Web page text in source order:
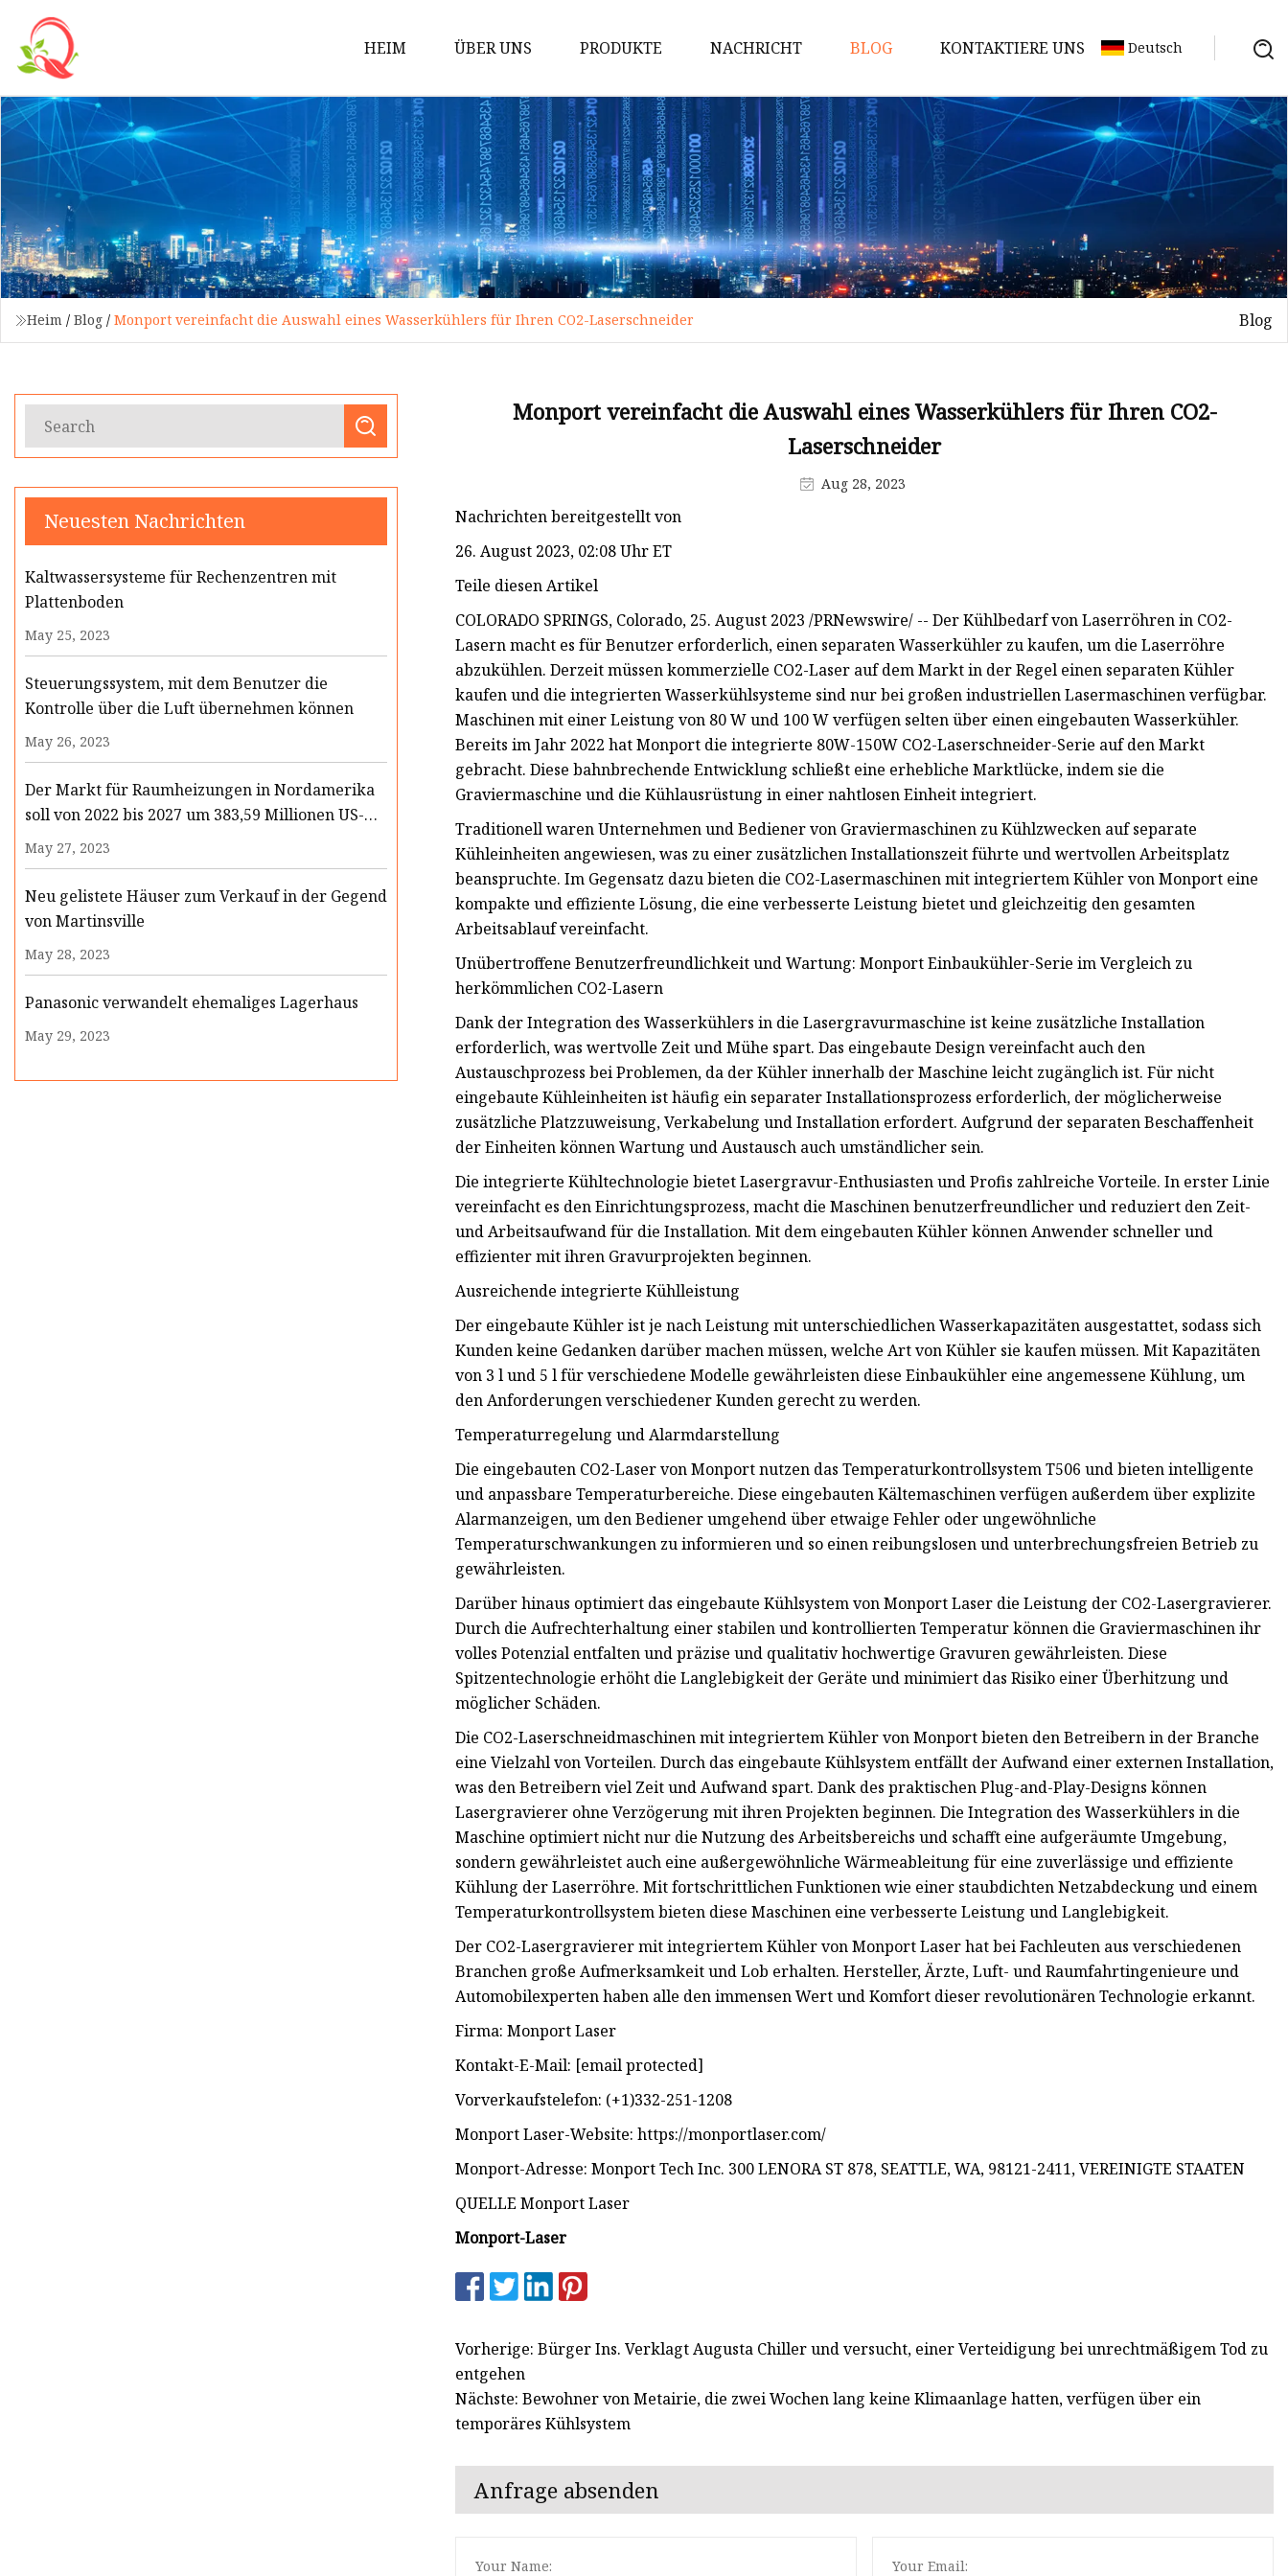
HEIM ÜBER UNS PRODUKTE
Kühler
Ventilatorkonvektor
Wärmepumpe
HVAC-Ersatzteile
Lüftungsgerät
Ventilator mit
Energierückgewinnung
Kanalgebläsekonvektor
Deckenventilatorkonvektor
Kassetten-Gebläsekonvektor
Universal-Gebläsekonvektor
NACHRICHT BLOG KONTAKTIERE UNS Deutsch
Heim / Blog / Monport vereinfacht die Auswahl eines Wasserkühlers für Ihren CO2-Laserschneider Blog
Neuesten Nachrichten
Kaltwassersysteme für Rechenzentren mit
Plattenboden
May 25, 2023
Steuerungssystem, mit dem Benutzer die
Kontrolle über die Luft übernehmen können
May 26, 2023
Der Markt für Raumheizungen in Nordamerika
soll von 2022 bis 2027 um 383,59 Millionen US-
Dollar wachsen
May 27, 2023
Neu gelistete Häuser zum Verkauf in der Gegend
von Martinsville
May 28, 2023
Panasonic verwandelt ehemaliges Lagerhaus
May 29, 2023
Monport vereinfacht die Auswahl eines Wasserkühlers für Ihren CO2-
Laserschneider
Aug 28, 2023
Nachrichten bereitgestellt von
26. August 2023, 02:08 Uhr ET
Teile diesen Artikel
COLORADO SPRINGS, Colorado, 25. August 2023 /PRNewswire/ -- Der Kühlbedarf von Laserröhren in CO2-
Lasern macht es für Benutzer erforderlich, einen separaten Wasserkühler zu kaufen, um die Laserröhre
abzukühlen. Derzeit müssen kommerzielle CO2-Laser auf dem Markt in der Regel einen separaten Kühler
kaufen und die integrierten Wasserkühlsysteme sind nur bei großen industriellen Lasermaschinen verfügbar.
Maschinen mit einer Leistung von 80 W und 100 W verfügen selten über einen eingebauten Wasserkühler.
Bereits im Jahr 2022 hat Monport die integrierte 80W-150W CO2-Laserschneider-Serie auf den Markt
gebracht. Diese bahnbrechende Entwicklung schließt eine erhebliche Marktlücke, indem sie die
Graviermaschine und die Kühlausrüstung in einer nahtlosen Einheit integriert.
Traditionell waren Unternehmen und Bediener von Graviermaschinen zu Kühlzwecken auf separate
Kühleinheiten angewiesen, was zu einer zusätzlichen Installationszeit führte und wertvollen Arbeitsplatz
beanspruchte. Im Gegensatz dazu bieten die CO2-Lasermaschinen mit integriertem Kühler von Monport eine
kompakte und effiziente Lösung, die eine verbesserte Leistung bietet und gleichzeitig den gesamten
Arbeitsablauf vereinfacht.
Unübertroffene Benutzerfreundlichkeit und Wartung: Monport Einbaukühler-Serie im Vergleich zu
herkömmlichen CO2-Lasern
Dank der Integration des Wasserkühlers in die Lasergravurmaschine ist keine zusätzliche Installation
erforderlich, was wertvolle Zeit und Mühe spart. Das eingebaute Design vereinfacht auch den
Austauschprozess bei Problemen, da der Kühler innerhalb der Maschine leicht zugänglich ist. Für nicht
eingebaute Kühleinheiten ist häufig ein separater Installationsprozess erforderlich, der möglicherweise
zusätzliche Platzzuweisung, Verkabelung und Installation erfordert. Aufgrund der separaten Beschaffenheit
der Einheiten können Wartung und Austausch auch umständlicher sein.
Die integrierte Kühltechnologie bietet Lasergravur-Enthusiasten und Profis zahlreiche Vorteile. In erster Linie
vereinfacht es den Einrichtungsprozess, macht die Maschinen benutzerfreundlicher und reduziert den Zeit-
und Arbeitsaufwand für die Installation. Mit dem eingebauten Kühler können Anwender schneller und
effizienter mit ihren Gravurprojekten beginnen.
Ausreichende integrierte Kühlleistung
Der eingebaute Kühler ist je nach Leistung mit unterschiedlichen Wasserkapazitäten ausgestattet, sodass sich
Kunden keine Gedanken darüber machen müssen, welche Art von Kühler sie kaufen müssen. Mit Kapazitäten
von 3 l und 5 l für verschiedene Modelle gewährleisten diese Einbaukühler eine angemessene Kühlung, um
den Anforderungen verschiedener Kunden gerecht zu werden.
Temperaturregelung und Alarmdarstellung
Die eingebauten CO2-Laser von Monport nutzen das Temperaturkontrollsystem T506 und bieten intelligente
und anpassbare Temperaturbereiche. Diese eingebauten Kältemaschinen verfügen außerdem über explizite
Alarmanzeigen, um den Bediener umgehend über etwaige Fehler oder ungewöhnliche
Temperaturschwankungen zu informieren und so einen reibungslosen und unterbrechungsfreien Betrieb zu
gewährleisten.
Darüber hinaus optimiert das eingebaute Kühlsystem von Monport Laser die Leistung der CO2-Lasergravierer.
Durch die Aufrechterhaltung einer stabilen und kontrollierten Temperatur können die Graviermaschinen ihr
volles Potenzial entfalten und präzise und qualitativ hochwertige Gravuren gewährleisten. Diese
Spitzentechnologie erhöht die Langlebigkeit der Geräte und minimiert das Risiko einer Überhitzung und
möglicher Schäden.
Die CO2-Laserschneidmaschinen mit integriertem Kühler von Monport bieten den Betreibern in der Branche
eine Vielzahl von Vorteilen. Durch das eingebaute Kühlsystem entfällt der Aufwand einer externen Installation,
was den Betreibern viel Zeit und Aufwand spart. Dank des praktischen Plug-and-Play-Designs können
Lasergravierer ohne Verzögerung mit ihren Projekten beginnen. Die Integration des Wasserkühlers in die
Maschine optimiert nicht nur die Nutzung des Arbeitsbereichs und schafft eine aufgeräumte Umgebung,
sondern gewährleistet auch eine außergewöhnliche Wärmeableitung für eine zuverlässige und effiziente
Kühlung der Laserröhre. Mit fortschrittlichen Funktionen wie einer staubdichten Netzabdeckung und einem
Temperaturkontrollsystem bieten diese Maschinen eine verbesserte Leistung und Langlebigkeit.
Der CO2-Lasergravierer mit integriertem Kühler von Monport Laser hat bei Fachleuten aus verschiedenen
Branchen große Aufmerksamkeit und Lob erhalten. Hersteller, Ärzte, Luft- und Raumfahrtingenieure und
Automobilexperten haben alle den immensen Wert und Komfort dieser revolutionären Technologie erkannt.
Firma: Monport Laser
Kontakt-E-Mail: [email protected]
Vorverkaufstelefon: (+1)332-251-1208
Monport Laser-Website: https://monportlaser.com/
Monport-Adresse: Monport Tech Inc. 300 LENORA ST 878, SEATTLE, WA, 98121-2411, VEREINIGTE STAATEN
QUELLE Monport Laser
Monport-Laser
Vorherige: Bürger Ins. Verklagt Augusta Chiller und versucht, einer Verteidigung bei unrechtmäßigem Tod zu
entgehen
Nächste: Bewohner von Metairie, die zwei Wochen lang keine Klimaanlage hatten, verfügen über ein
temporäres Kühlsystem
Anfrage absenden